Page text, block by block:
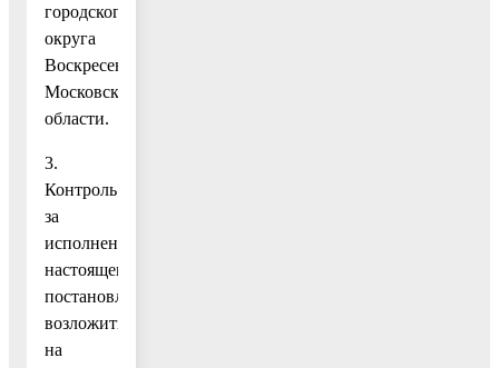
городского
округа
Воскресенск
Московской
области.
3.
Контроль
за
исполнением
настоящего
постановления
возложить
на